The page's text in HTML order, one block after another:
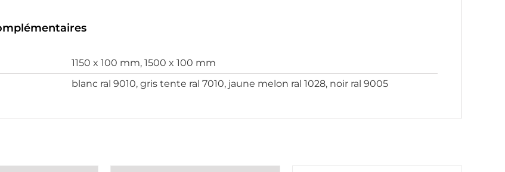
1150 x 100 mm, 1500 x 100 mm
blanc ral 9010, gris tente ral 7010, jaune melon ral 1028, noir ral 9005